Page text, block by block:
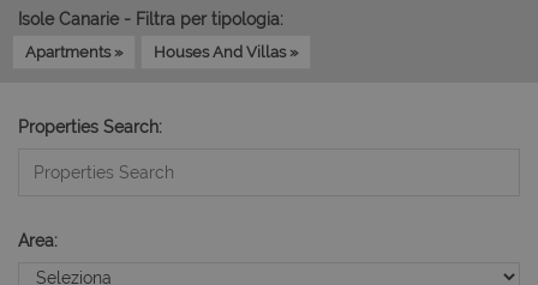
Isole Canarie - Filtra per tipologia:
Apartments » Houses And Villas »
Properties Search:
Area: